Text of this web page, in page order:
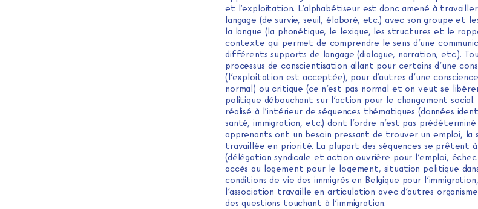
et l’exploitation. L’alphabétiseur est donc amené à
langage (de survie, seuil, élaboré, etc.) avec son groupe et
la langue (la phonétique, le lexique, les structures et le
contexte qui permet de comprendre le sens d’une
différents supports de langage (dialogue, narration, etc.).
processus de conscientisation allant pour certains d’une
(l’exploitation est acceptée), pour d’autres d’une
normal) ou critique (ce n’est pas normal et on veut se
politique débouchant sur l’action pour le changement
réalisé à l’intérieur de séquences thématiques (données
santé, immigration, etc.) dont l’ordre n’est pas
apprenants ont un besoin pressant de trouver un emploi, la
travaillée en priorité. La plupart des séquences se prêtent
(délégation syndicale et action ouvrière pour l’emploi,
accès au logement pour le logement, situation politique
conditions de vie des immigrés en Belgique pour
l’association travaille en articulation avec d’autres
des questions touchant à l’immigration.